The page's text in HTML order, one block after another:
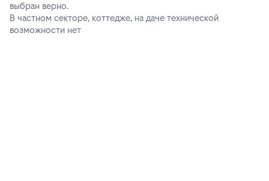
выбран верно.
В частном секторе, коттедже, на даче технической
возможности нет